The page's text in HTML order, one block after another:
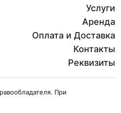
Услуги
Аренда
Оплата и Доставка
Контакты
Реквизиты
При